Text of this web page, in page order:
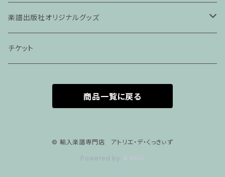
ピアノ科４５分レッスン
家族割プラン
家族割適用プラン2
声楽ピアノ４５分レッスン
ヴァイオリンピアノ６０分レッスン
楽譜出版社オリジナルグッズ
アパレル
チケット
商品一覧に戻る
© 輸入楽譜専門店 アトリエ・デ・くっきぃず
Powered by